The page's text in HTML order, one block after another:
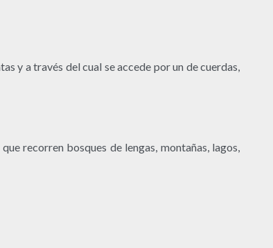
y a través del cual se accede por un de cuerdas,
recorren bosques de lengas, montañas, lagos,